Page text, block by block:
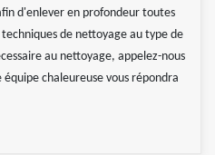
d'enlever en profondeur toutes
de nettoyage au type de
au nettoyage, appelez-nous
chaleureuse vous répondra